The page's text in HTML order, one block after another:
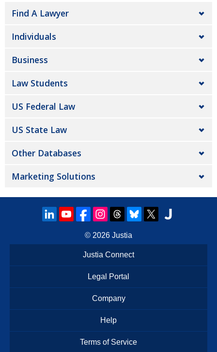
Find A Lawyer
Individuals
Business
Law Students
US Federal Law
US State Law
Other Databases
Marketing Solutions
© 2026 Justia
Justia Connect
Legal Portal
Company
Help
Terms of Service